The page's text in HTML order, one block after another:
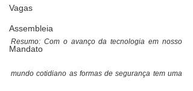
Vagas
Assembleia
Mandato
Resumo: Com o avanço da tecnologia em nosso
mundo cotidiano as formas de segurança tem uma